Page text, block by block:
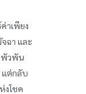
าเพียง
ฉา และ
พัวพัน
แต่กลับ
งโชค